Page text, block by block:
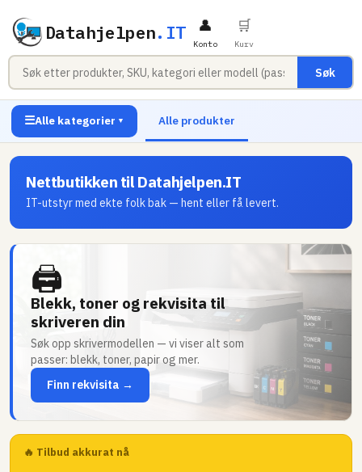
Datahjelpen.IT
Søk
👤
Konto
🛒
Kurv
☰Alle kategorier ▼ Alle produkter
Nettbutikken til Datahjelpen.IT
IT-utstyr med ekte folk bak — hent eller få levert.
🖨
Blekk, toner og rekvisita til
skriveren din
Søk opp skrivermodellen — vi viser alt som
passer: blekk, toner, papir og mer.
Finn rekvisita →
🔥 Tilbud akkurat nå